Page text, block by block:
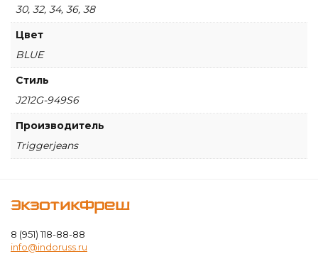
30, 32, 34, 36, 38
Цвет
BLUE
Стиль
J212G-949S6
Производитель
Triggerjeans
ЭкзотикФреш
8 (951) 118-88-88
info@indoruss.ru